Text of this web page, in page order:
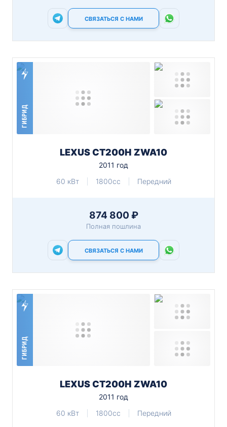
СВЯЗАТЬСЯ С НАМИ
ГИБРИД
LEXUS CT200H ZWA10
2011 год
60 кВт
1800cc Передний
874 800 ₽
Полная пошлина
СВЯЗАТЬСЯ С НАМИ
ГИБРИД
LEXUS CT200H ZWA10
2011 год
60 кВт
1800cc Передний